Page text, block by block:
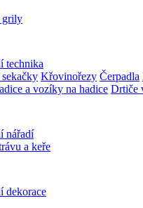
grily
technika
Křovinořezy Čerpadla
a vozíky na hadice Drtiče
nářadí
a keře
dekorace